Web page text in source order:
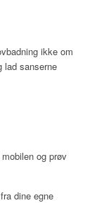
ikke om
lad sanserne
og prøv
dine egne